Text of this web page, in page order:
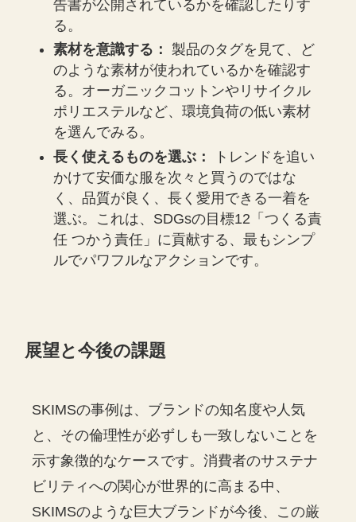
告書が公開されているかを確認したりす
る。
素材を意識する：
製品のタグを見て、ど
のような素材が使われているかを確認す
る。オーガニックコットンやリサイクル
ポリエステルなど、環境負荷の低い素材
を選んでみる。
長く使えるものを選ぶ：
トレンドを追い
かけて安価な服を次々と買うのではな
く、品質が良く、長く愛用できる一着を
選ぶ。これは、SDGsの目標12「つくる責
任 つかう責任」に貢献する、最もシンプ
ルでパワフルなアクションです。
展望と今後の課題
SKIMSの事例は、ブランドの知名度や人気
と、その倫理性が必ずしも一致しないことを
示す象徴的なケースです。消費者のサステナ
ビリティへの関心が世界的に高まる中、
SKIMSのような巨大ブランドが今後、この厳